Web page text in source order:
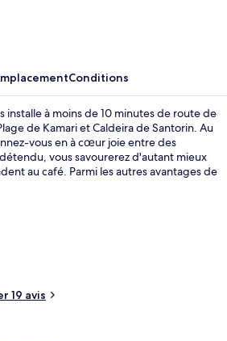
Conditions
installe à moins de 10 minutes de route de
de Kamari et Caldeira de Santorin. Au
vous en à cœur joie entre des
vous savourerez d'autant mieux
au café. Parmi les autres avantages de
de tennis extérieur, l'idéal pour des
19 avis